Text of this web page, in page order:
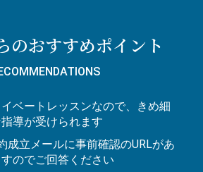
のおすすめポイント
ベートレッスンなので、きめ細
導が受けられます
成立メールに事前確認のURLがあ
すのでご回答ください